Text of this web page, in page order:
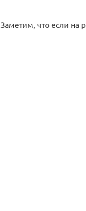
Заметим, что если на